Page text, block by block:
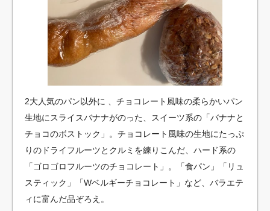
2大人気のパン以外に 、チョコレート風味の柔らかいパン
生地にスライスバナナがのった、スイーツ系の「バナナと
チョコのボストック」。チョコレート風味の生地にたっぷ
りのドライフルーツとクルミを練りこんだ、ハード系の
「ゴロゴロフルーツのチョコレート」。「食パン」「リュ
スティック」「Wベルギーチョコレート」など、バラエテ
ィに富んだ品ぞろえ。